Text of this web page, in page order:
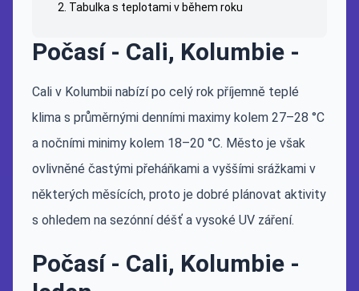
Tabulka s teplotami v během roku
Počasí - Cali, Kolumbie -
Cali v Kolumbii nabízí po celý rok příjemně teplé
klima s průměrnými denními maximy kolem 27–28 °C
a nočními minimy kolem 18–20 °C. Město je však
ovlivněné častými přeháňkami a vyššími srážkami v
některých měsících, proto je dobré plánovat aktivity
s ohledem na sezónní déšť a vysoké UV záření.
Počasí - Cali, Kolumbie -